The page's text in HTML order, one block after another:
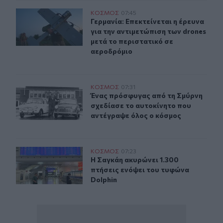
Γερμανία: Επεκτείνεται η έρευνα για την
ΚΟΣΜΟΣ 07:45
Γερμανία: Επεκτείνεται η έρευνα
Γερμανία: Επεκτείνεται η έρευνα
για την αντιμετώπιση των drones
μετά το περιστατικό σε
αεροδρόμιο
Ένας πρόσφυγας από τη Σμύρνη σχεδίασε το
ΚΟΣΜΟΣ 07:31
Ένας πρόσφυγας από τη Σμύρνη
Ένας πρόσφυγας από τη Σμύρνη
σχεδίασε το αυτοκίνητο που
αντέγραψε όλος ο κόσμος
Η Σαγκάη ακυρώνει 1.300 πτήσεις ενόψει του τυφώνα
ΚΟΣΜΟΣ 07:23
Η Σαγκάη ακυρώνει 1.300 πτήσεις
Η Σαγκάη ακυρώνει 1.300
πτήσεις ενόψει του τυφώνα
Dolphin